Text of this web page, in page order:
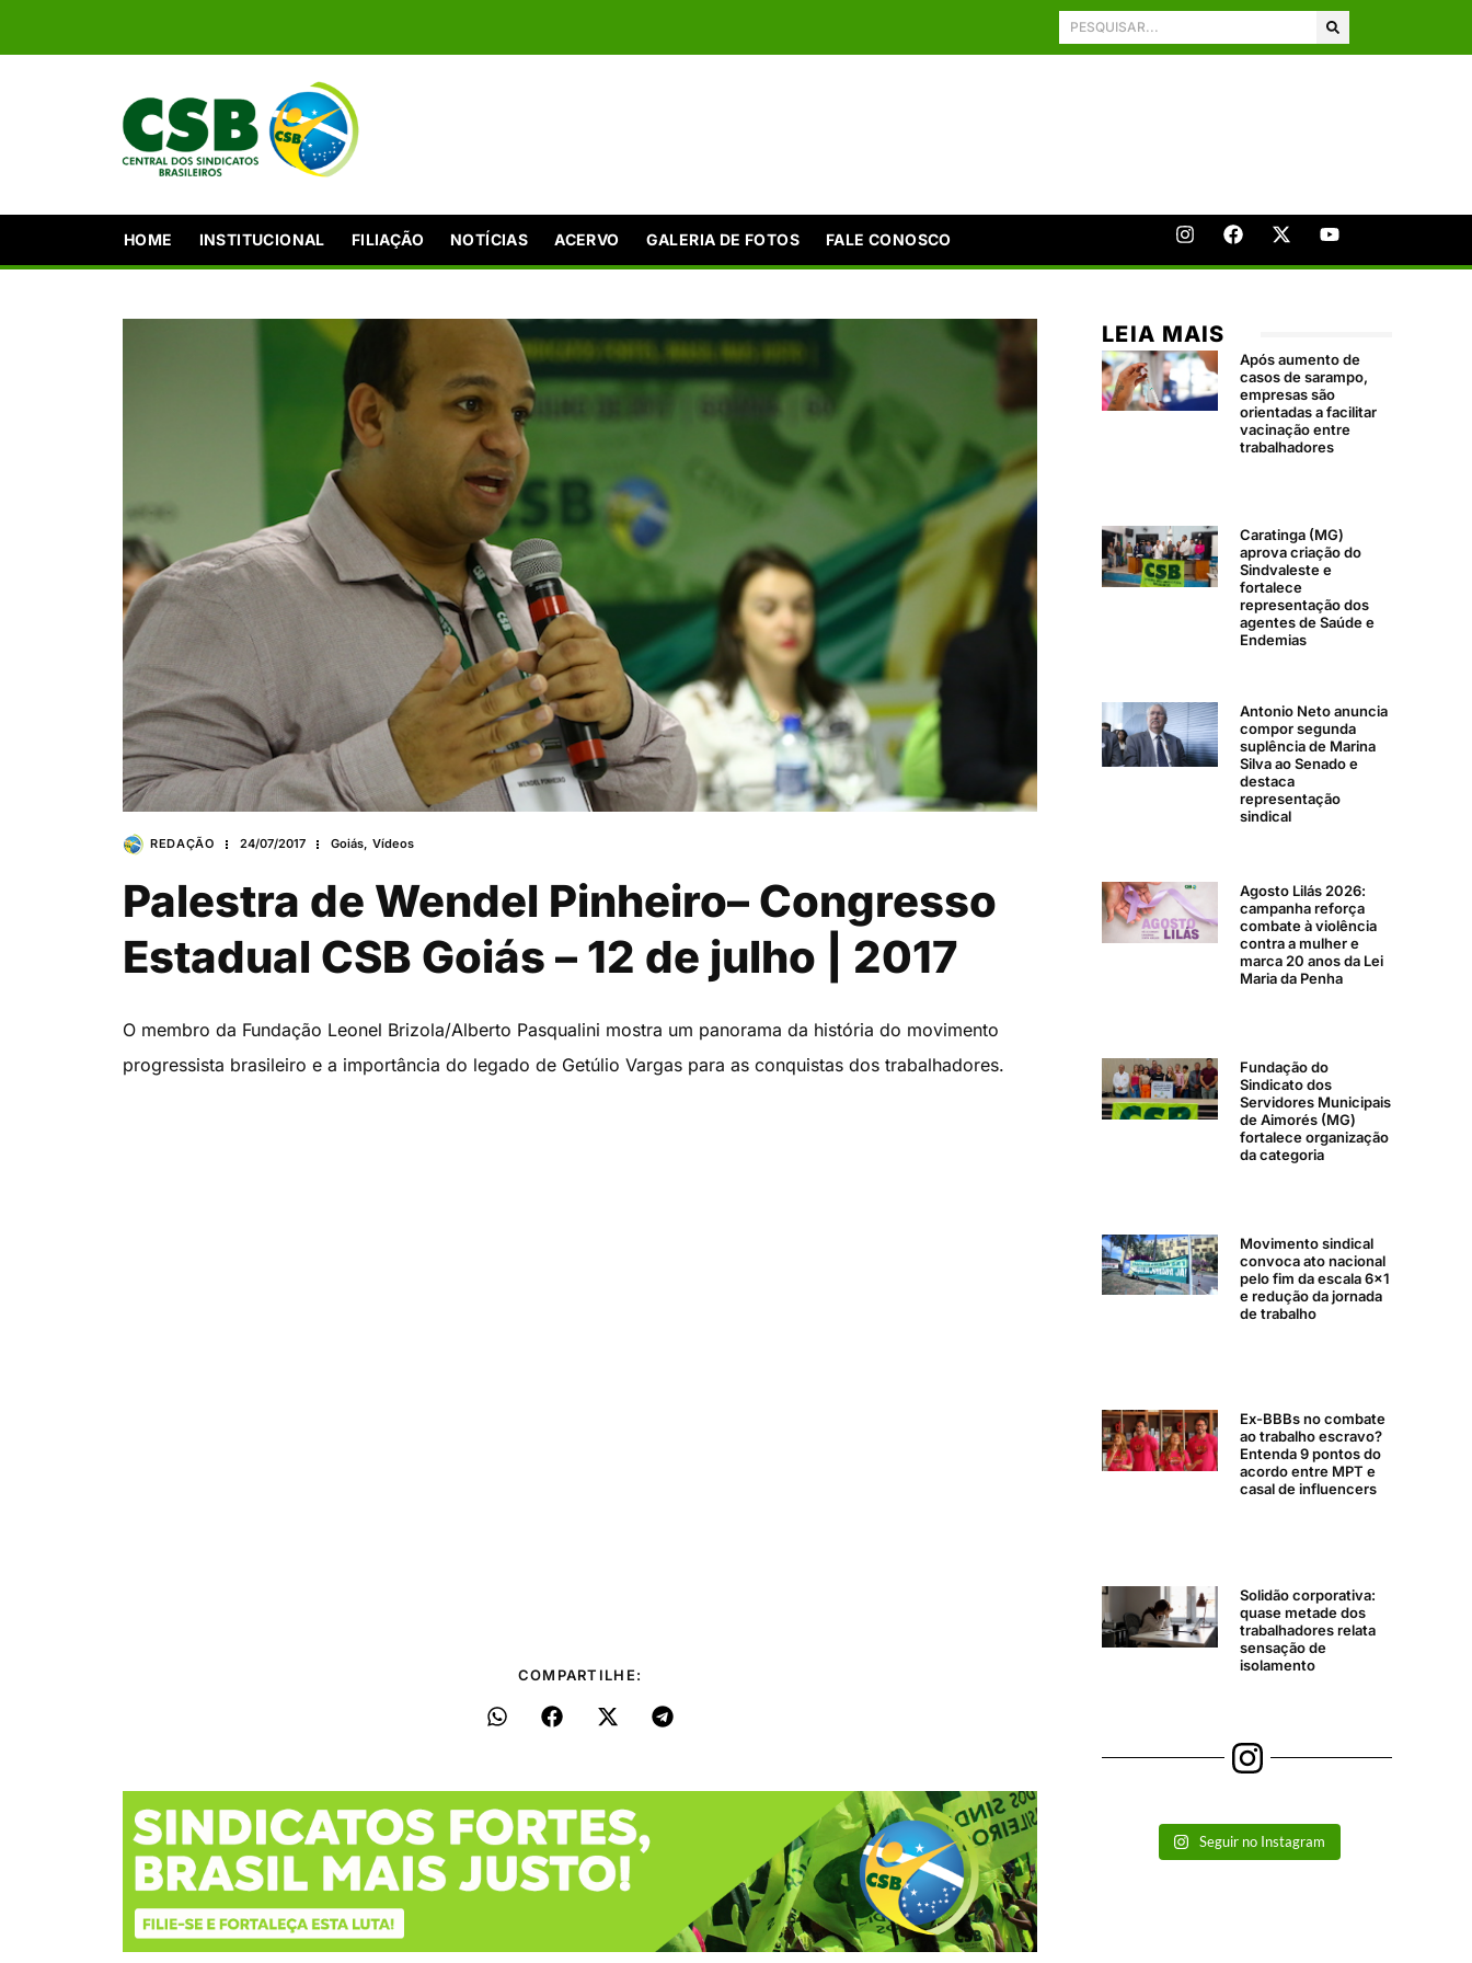
HOME INSTITUCIONAL FILIAÇÃO NOTÍCIAS ACERVO GALERIA DE FOTOS FALE CONOSCO
REDAÇÃO 24/07/2017 Goiás, Vídeos
Palestra de Wendel Pinheiro– Congresso
Estadual CSB Goiás – 12 de julho | 2017
O membro da Fundação Leonel Brizola/Alberto Pasqualini mostra um panorama da história do movimento
progressista brasileiro e a importância do legado de Getúlio Vargas para as conquistas dos trabalhadores.
COMPARTILHE:
LEIA MAIS
Após aumento de
casos de sarampo,
empresas são
orientadas a facilitar
vacinação entre
trabalhadores
Caratinga (MG)
aprova criação do
Sindvaleste e
fortalece
representação dos
agentes de Saúde e
Endemias
Antonio Neto anuncia
compor segunda
suplência de Marina
Silva ao Senado e
destaca
representação
sindical
Agosto Lilás 2026:
campanha reforça
combate à violência
contra a mulher e
marca 20 anos da Lei
Maria da Penha
Fundação do
Sindicato dos
Servidores Municipais
de Aimorés (MG)
fortalece organização
da categoria
Movimento sindical
convoca ato nacional
pelo fim da escala 6×1
e redução da jornada
de trabalho
Ex-BBBs no combate
ao trabalho escravo?
Entenda 9 pontos do
acordo entre MPT e
casal de influencers
Solidão corporativa:
quase metade dos
trabalhadores relata
sensação de
isolamento
Seguir no Instagram